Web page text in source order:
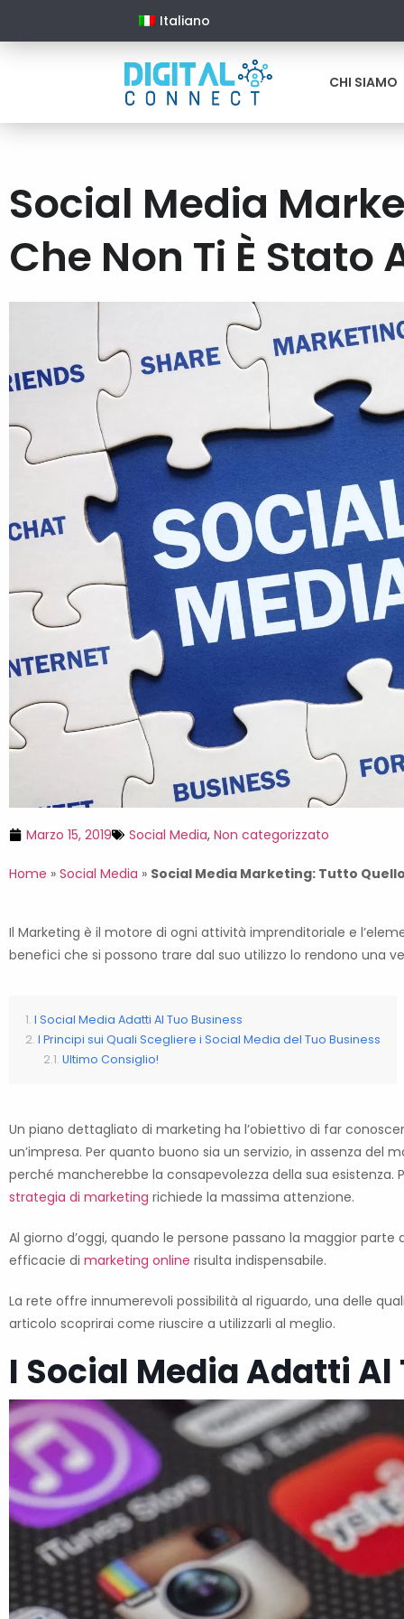
Italiano
CHI SIAMO
Social Media
Che Non Ti È
Marzo 15, 2019 Social Media, Non categorizzato
Home » Social Media » Social Media Marketing: Tutto
Il Marketing è il motore di ogni attività imprenditoriale e
benefici che si possono trare dal suo utilizzo lo rendono una
I Social Media Adatti Al Tuo Business
I Principi sui Quali Scegliere i Social Media del Tuo Business
Ultimo Consiglio!
Un piano dettagliato di marketing ha l’obiettivo di far
un’impresa. Per quanto buono sia un servizio, in assenza
perché mancherebbe la consapevolezza della sua esistenza.
strategia di marketing richiede la massima attenzione.
Al giorno d’oggi, quando le persone passano la maggior
efficacie di marketing online risulta indispensabile.
La rete offre innumerevoli possibilità al riguardo, una delle
articolo scoprirai come riuscire a utilizzarli al meglio.
I Social Media Adatti Al